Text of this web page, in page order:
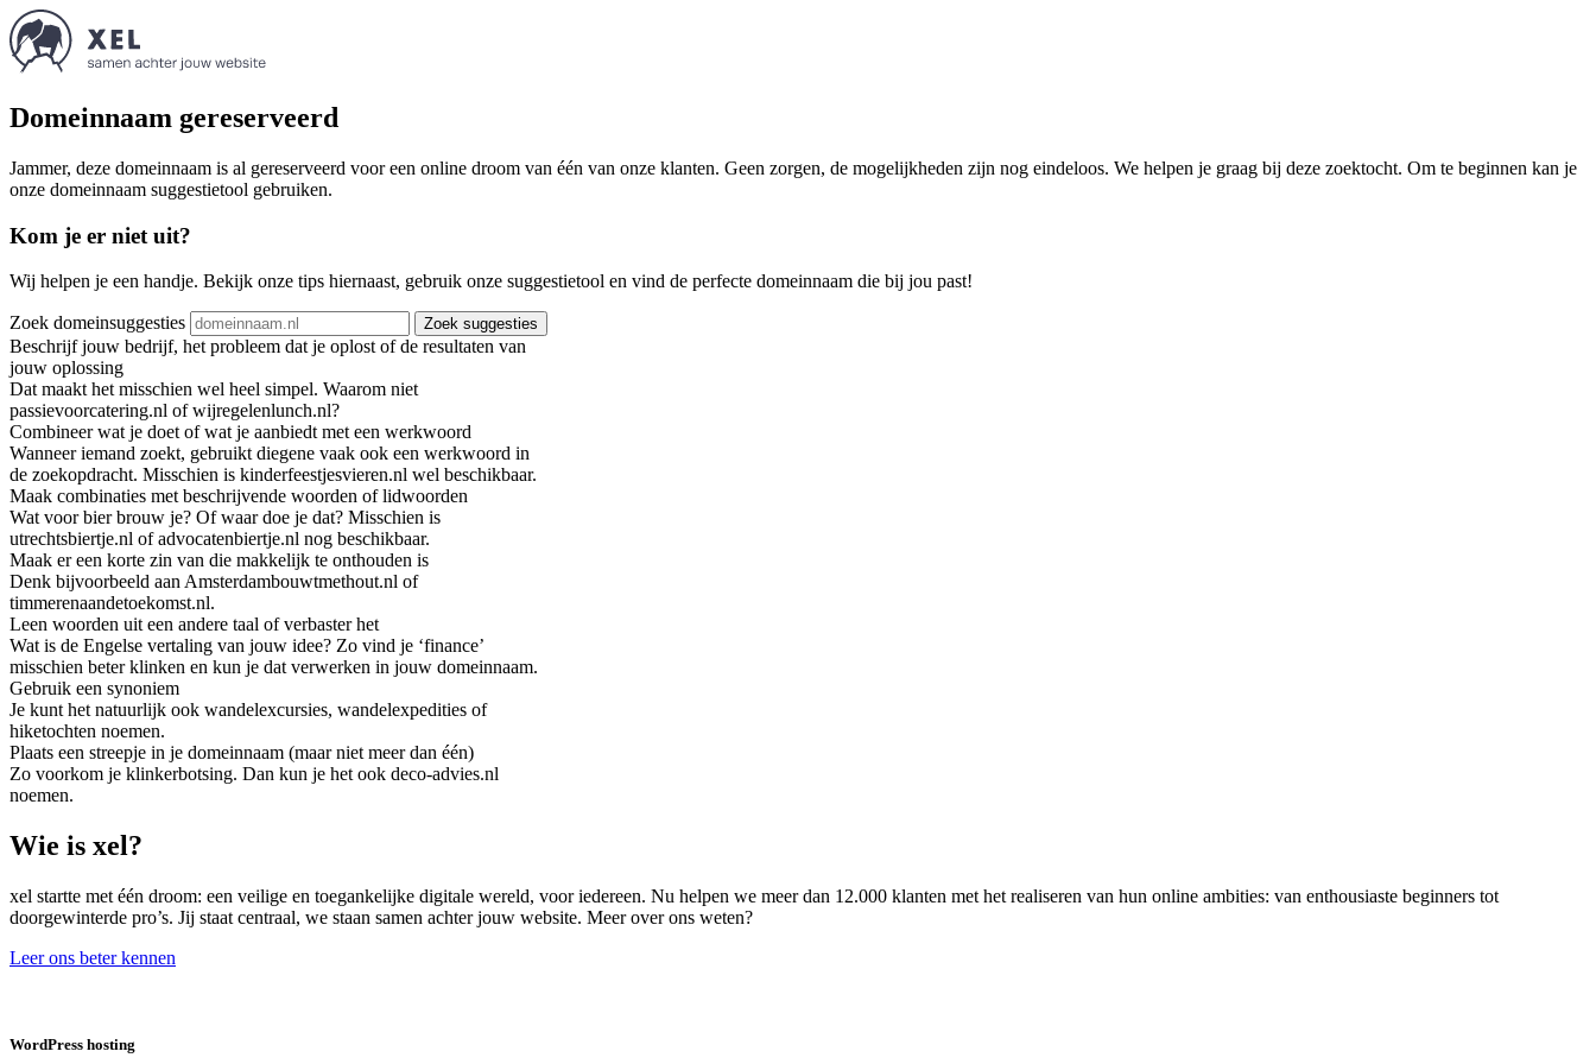
Domeinnaam gereserveerd
Jammer, deze domeinnaam is al gereserveerd voor een online droom van één van onze klanten. Geen zorgen, de mogelijkheden zijn nog eindeloos. We helpen je graag bij deze zoektocht. Om te beginnen kan je
onze domeinnaam suggestietool gebruiken.
Kom je er niet uit?
Wij helpen je een handje. Bekijk onze tips hiernaast, gebruik onze suggestietool en vind de perfecte domeinnaam die bij jou past!
Zoek domeinsuggesties Zoek suggesties
Beschrijf jouw bedrijf, het probleem dat je oplost of de resultaten van
jouw oplossing
Dat maakt het misschien wel heel simpel. Waarom niet
passievoorcatering.nl of wijregelenlunch.nl?
Combineer wat je doet of wat je aanbiedt met een werkwoord
Wanneer iemand zoekt, gebruikt diegene vaak ook een werkwoord in
de zoekopdracht. Misschien is kinderfeestjesvieren.nl wel beschikbaar.
Maak combinaties met beschrijvende woorden of lidwoorden
Wat voor bier brouw je? Of waar doe je dat? Misschien is
utrechtsbiertje.nl of advocatenbiertje.nl nog beschikbaar.
Maak er een korte zin van die makkelijk te onthouden is
Denk bijvoorbeeld aan Amsterdambouwtmethout.nl of
timmerenaandetoekomst.nl.
Leen woorden uit een andere taal of verbaster het
Wat is de Engelse vertaling van jouw idee? Zo vind je ‘finance’
misschien beter klinken en kun je dat verwerken in jouw domeinnaam.
Gebruik een synoniem
Je kunt het natuurlijk ook wandelexcursies, wandelexpedities of
hiketochten noemen.
Plaats een streepje in je domeinnaam (maar niet meer dan één)
Zo voorkom je klinkerbotsing. Dan kun je het ook deco-advies.nl
noemen.
Wie is xel?
xel startte met één droom: een veilige en toegankelijke digitale wereld, voor iedereen. Nu helpen we meer dan 12.000 klanten met het realiseren van hun online ambities: van enthousiaste beginners tot
doorgewinterde pro’s. Jij staat centraal, we staan samen achter jouw website. Meer over ons weten?
Leer ons beter kennen
WordPress hosting